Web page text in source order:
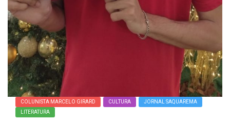
COLUNISTA MARCELO GIRARD CULTURA
JORNAL SAQUAREMA
LITERATURA